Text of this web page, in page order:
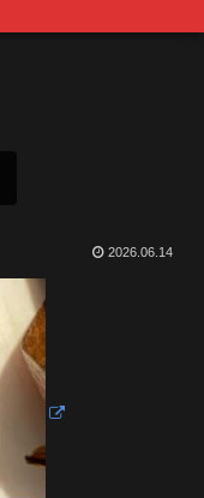
2026.06.14